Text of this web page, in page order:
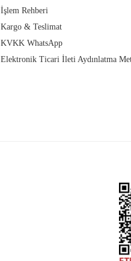
İşlem Rehberi
Kargo & Teslimat
KVKK WhatsApp
Elektronik Ticari İleti Aydınlatma